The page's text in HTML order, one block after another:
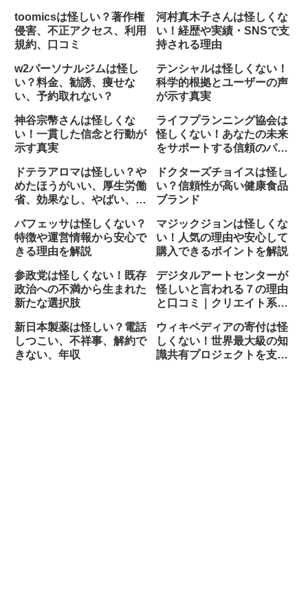
toomicsは怪しい？著作権
侵害、不正アクセス、利用
規約、口コミ
河村真木子さんは怪しくな
い！経歴や実績・SNSで支
持される理由
w2パーソナルジムは怪し
い？料金、勧誘、痩せな
い、予約取れない？
テンシャルは怪しくない！
科学的根拠とユーザーの声
が示す真実
神谷宗幣さんは怪しくな
い！一貫した信念と行動が
示す真実
ライフプランニング協会は
怪しくない！あなたの未来
をサポートする信頼のパー
ドテラアロマは怪しい？や
めたほうがいい、厚生労働
省、効果なし、やばい、洗
ドクターズチョイスは怪し
い？信頼性が高い健康食品
ブランド
バフェッサは怪しくない？
特徴や運営情報から安心で
きる理由を解説
マジックジョンは怪しくな
い！人気の理由や安心して
購入できるポイントを解説
参政党は怪しくない！既存
政治への不満から生まれた
新たな選択肢
デジタルアートセンターが
怪しいと言われる７の理由
と口コミ｜クリエイト系事
新日本製薬は怪しい？電話
しつこい、不祥事、解約で
きない、年収
ウィキペディアの寄付は怪
しくない！世界最大級の知
識共有プロジェクトを支え